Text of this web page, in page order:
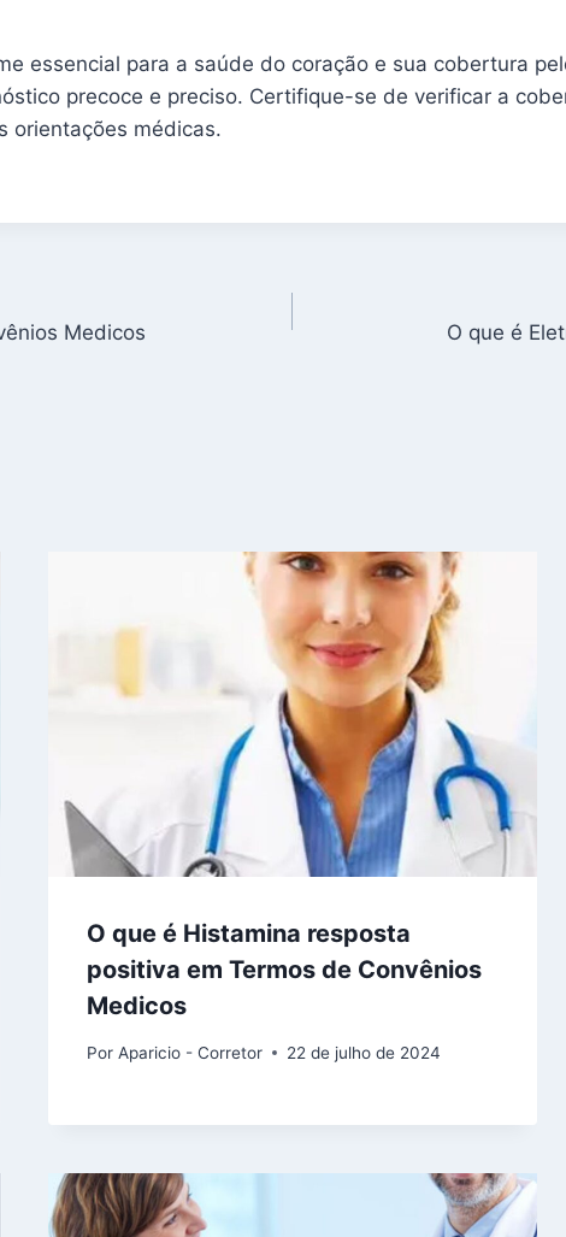
essencial para a saúde do coração e sua cobertura
precoce e preciso. Certifique-se de verificar a
orientações médicas.
Medicos O que é
O que é Histamina resposta
positiva em Termos de Convênios
Medicos
Por Aparicio - Corretor 22 de julho de 2024